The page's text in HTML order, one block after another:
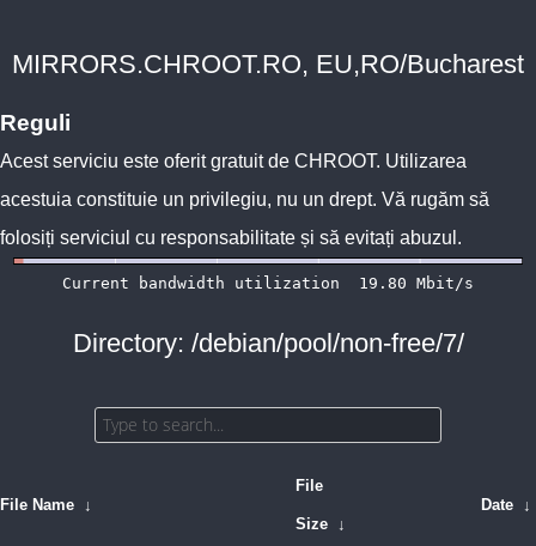
MIRRORS.CHROOT.RO, EU,RO/Bucharest
Reguli
Acest serviciu este oferit gratuit de CHROOT. Utilizarea
acestuia constituie un privilegiu, nu un drept. Vă rugăm să
folosiți serviciul cu responsabilitate și să evitați abuzul.
Directory: /debian/pool/non-free/7/
File Name ↓
File
Size ↓
Date ↓